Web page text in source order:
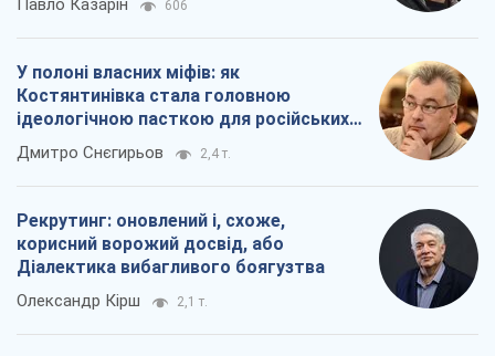
Павло Казарін 606
У полоні власних міфів: як
Костянтинівка стала головною
ідеологічною пасткою для російських
окупантів
Дмитро Снєгирьов 2,4 т.
Рекрутинг: оновлений і, схоже,
корисний ворожий досвід, або
Діалектика вибагливого боягузтва
Олександр Кірш 2,1 т.